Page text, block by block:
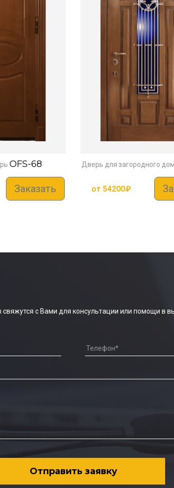
OFS-68
Заказать
Дверь для загородного
от 54200₽
с Вами для консультации или помощи в
Отправить заявку